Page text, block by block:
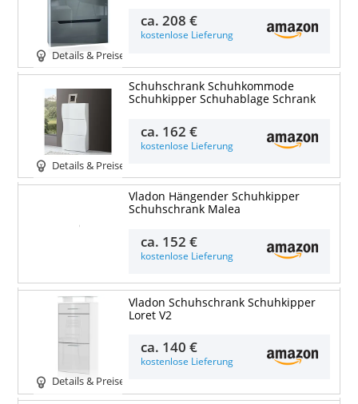
Details & Preise
ca.208 €
kostenlose Lieferung
Details & Preise
Schuhschrank Schuhkommode
Schuhkipper Schuhablage Schrank
ca. 162 €
kostenlose Lieferung
Vladon Hängender Schuhkipper
Schuhschrank Malea
ca. 152 €
kostenlose Lieferung
Details & Preise
Vladon Schuhschrank Schuhkipper
Loret V2
ca. 140 €
kostenlose Lieferung